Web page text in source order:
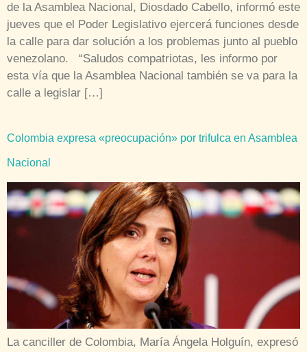
de la Asamblea Nacional, Diosdado Cabello, informó este
jueves que el Poder Legislativo ejercerá funciones desde
la calle para dar solución a los problemas junto al pueblo
venezolano. “Saludos compatriotas, les informo por
esta vía que la Asamblea Nacional también se va para la
calle a legislar […]
Colombia expresa «preocupación» por trifulca en Asamblea
Nacional
La canciller de Colombia, María Ángela Holguín, expresó